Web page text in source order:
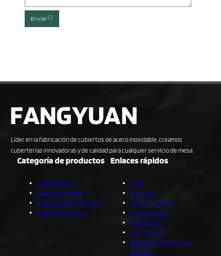
Enviar
Líder en la fabricación de cubiertos de acero inoxidable, creamos
cuberterías innovadoras y de calidad para cualquier servicio de mesa.
Categoría de productos
All Flatware Sets
Cubiertos a medida
Cubiertos listos para enviar
Cubiertos con mango
Enlaces rápidos
Inicio
Productos
Servicio a medida
Quiénes somos
Capacidades
Blog y noticias
Póngase en contacto con
nosotros